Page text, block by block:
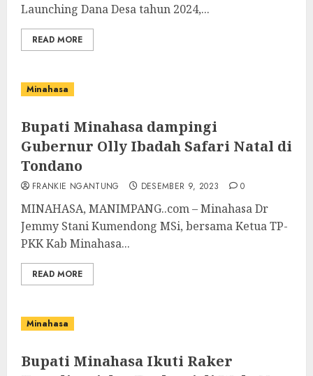
Launching Dana Desa tahun 2024,...
READ MORE
Minahasa
Bupati Minahasa dampingi
Gubernur Olly Ibadah Safari Natal di
Tondano
FRANKIE NGANTUNG DESEMBER 9, 2023 0
MINAHASA, MANIMPANG..com – Minahasa Dr
Jemmy Stani Kumendong MSi, bersama Ketua TP-
PKK Kab Minahasa...
READ MORE
Minahasa
Bupati Minahasa Ikuti Raker